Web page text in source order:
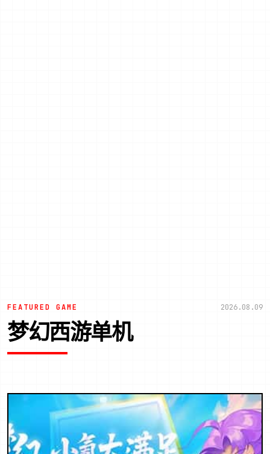
FEATURED GAME 2026.08.09
梦幻西游单机